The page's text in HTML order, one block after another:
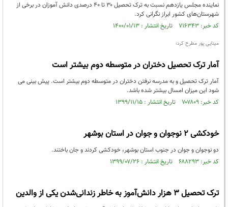
نماینده مجلس یازدهم نسبت به ترک تحصیل ۳۰ تا ۴۰ درصدی دانش آموزان در برخی از
شهرستان‌های کشور ابراز نگرانی کرد.
کد خبر: ۷۱۶۳۴۳ تاریخ انتشار : ۱۴۰۰/۰۱/۱۳
مینایی پور مطرح کرد؛
آمار ترک تحصیل دختران در متوسطه دوم بیشتر است
آمار ترک تحصیل و به مدرسه نرفتن دختران در متوسطه دوم بیشتر است. پیش بینی می
شود این میزان امسال بیشتر شده باشد.
کد خبر: ۷۰۷۸۰۹ تاریخ انتشار : ۱۳۹۹/۱۱/۱۵
خودکشی 2 نوجوان و جوان در استان بوشهر
دو نوجوان و جوان در جنوب استان بوشهر، خودکشی کردند و جان باختند.
کد خبر: ۶۸۸۲۹۳ تاریخ انتشار : ۱۳۹۹/۰۷/۲۶
ترک تحصیل ۳ هزار دانش‌آموز به خاطر زندانی‌شدن یکی از والدین